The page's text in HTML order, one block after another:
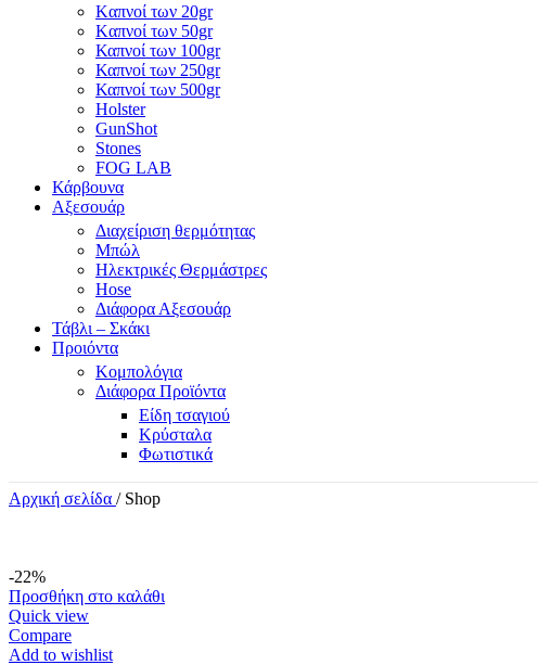
Kαπνοί των 20gr
Kαπνοί των 50gr
Καπνοί των 100gr
Καπνοί των 250gr
Καπνοί των 500gr
Holster
GunShot
Stones
FOG LAB
Κάρβουνα
Αξεσουάρ
Διαχείριση θερμότητας
Μπώλ
Ηλεκτρικές Θερμάστρες
Hose
Διάφορα Αξεσουάρ
Τάβλι – Σκάκι
Προιόντα
Κομπολόγια
Διάφορα Προϊόντα
Είδη τσαγιού
Κρύσταλα
Φωτιστικά
Αρχική σελίδα / Shop
-22%
Προσθήκη στο καλάθι
Quick view
Compare
Add to wishlist